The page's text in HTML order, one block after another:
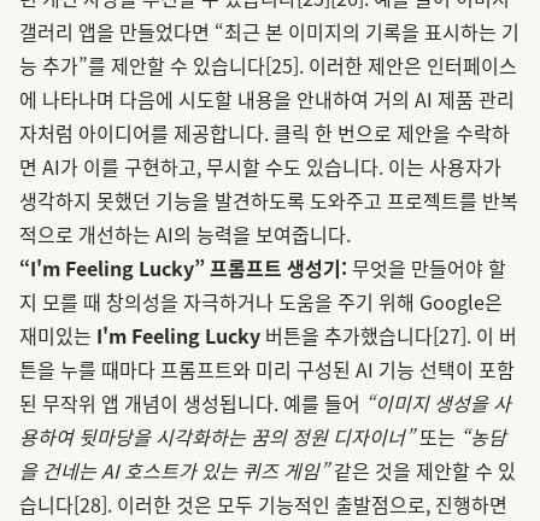
갤러리 앱을 만들었다면 “최근 본 이미지의 기록을 표시하는 기
능 추가”를 제안할 수 있습니다[25]. 이러한 제안은 인터페이스
에 나타나며 다음에 시도할 내용을 안내하여 거의 AI 제품 관리
자처럼 아이디어를 제공합니다. 클릭 한 번으로 제안을 수락하
면 AI가 이를 구현하고, 무시할 수도 있습니다. 이는 사용자가
생각하지 못했던 기능을 발견하도록 도와주고 프로젝트를 반복
적으로 개선하는 AI의 능력을 보여줍니다.
“I'm Feeling Lucky” 프롬프트 생성기: 무엇을 만들어야 할
지 모를 때 창의성을 자극하거나 도움을 주기 위해 Google은
재미있는 I'm Feeling Lucky 버튼을 추가했습니다[27]. 이 버
튼을 누를 때마다 프롬프트와 미리 구성된 AI 기능 선택이 포함
된 무작위 앱 개념이 생성됩니다. 예를 들어 “이미지 생성을 사
용하여 뒷마당을 시각화하는 꿈의 정원 디자이너”또는 “농담
을 건네는 AI 호스트가 있는 퀴즈 게임”같은 것을 제안할 수 있
습니다[28]. 이러한 것은 모두 기능적인 출발점으로, 진행하면